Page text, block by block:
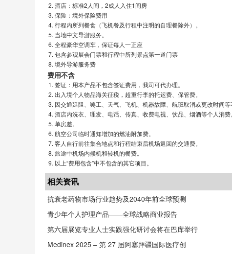
酒店：标准2人间，2成人入住1间房
保险：境外保险费用
行程内所列餐食（飞机餐及行程中注明的自理餐除外）。
当地中文导游服务。
全程豪华空调车，保证每人一正座
包含参观展会门票和行程中所列景点第一道门票
境外导游服务费
费用不含
签证：用本产品不包含签证费用，我司可代办理。
出入境个人物品海关征税，超重行李的托运费、保管费。
因交通延阻、罢工、天气、飞机、机器故障、航班取消或更改时间等
酒店内洗衣、理发、电话、传真、收费电视、饮品、烟酒等个人消费。
单房差。
航空公司临时通知增加的燃油附加费。
客人自行前往集合地点和行程结束后机场返回的交通费。
旅途中机场内候机和转机的餐费。
以上“费用包含”中不包含的其它项目。
相关资讯
抗衰老药物市场行业趋势及2040年前全球预测
青少年个人护理产品——全球战略商业报告
第六届展览专业人士实践强化研讨会将在巴库举行
Medinex 2025 – 第 27 届阿塞拜疆国际医疗创